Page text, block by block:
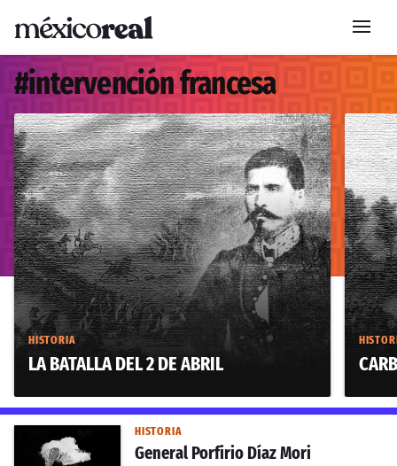
#intervención francesa
HISTORIA
LA BATALLA DEL 2 DE ABRIL
HISTORIA
General Porfirio Díaz Mori